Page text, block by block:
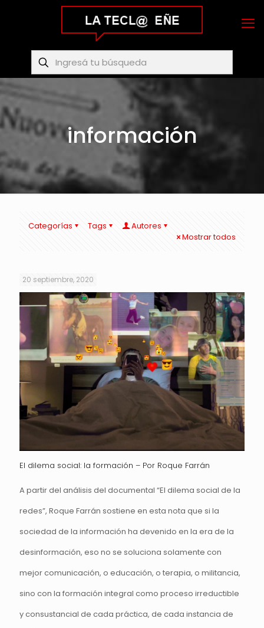
información
Categorías Tags
Autores
Mostrar todos
20 septiembre, 2020
El dilema social: la formación – Por Roque Farrán
A partir del análisis del documental “El dilema social de la
redes”, Roque Farrán sostiene en esta nota que si la
sociedad de la información ha devenido en la era de la
desinformación, eso no se soluciona solamente con
mejor comunicación, o educación, o terapia, o militancia,
sino con la formación integral como proceso irreductible
y consustancial de cada práctica, de cada instancia de